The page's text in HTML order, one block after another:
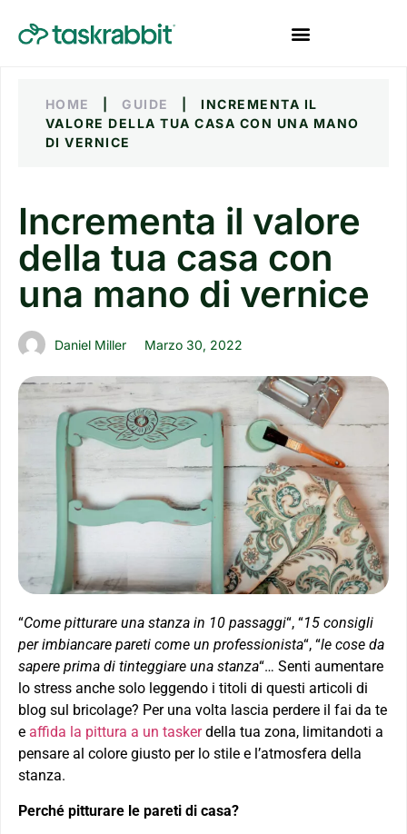
HOME GUIDE
INCREMENTA IL
VALORE DELLA TUA CASA CON UNA MANO
DI VERNICE
Incrementa il valore
della tua casa con
una mano di vernice
Daniel Miller Marzo 30, 2022
“Come pitturare una stanza in 10 passaggi“, “15 consigli
per imbiancare pareti come un professionista“, “le cose ​​da
sapere prima di tinteggiare una stanza“… Senti aumentare
lo stress anche solo leggendo i titoli di questi articoli di
blog sul bricolage? Per una volta lascia perdere il fai da te
e affida la pittura a un taskerdella tua zona, limitandoti a
pensare al colore giusto per lo stile e l’atmosfera della
stanza.
Perché pitturare le pareti di casa?